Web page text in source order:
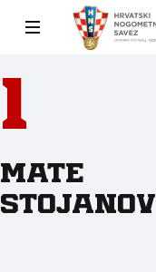
1
Mate
Stojanov